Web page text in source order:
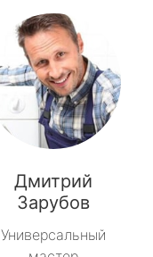
Дмитрий
Зарубов
Универсальный